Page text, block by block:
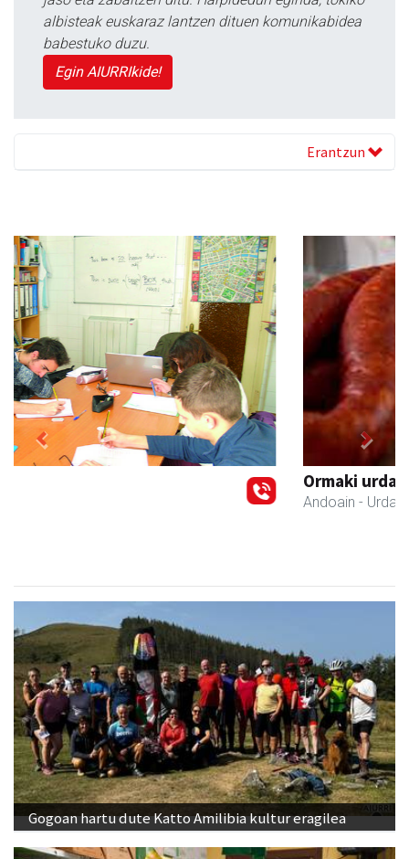
albisteak euskaraz lantzen dituen komunikabidea
babestuko duzu.
Egin AIURRIkide!
Erantzun
Previous Next
Gogoan hartu dute Katto Amilibia kultur eragilea